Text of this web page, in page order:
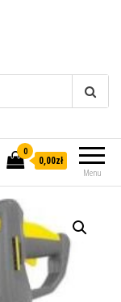
Menu
0
0,00zł